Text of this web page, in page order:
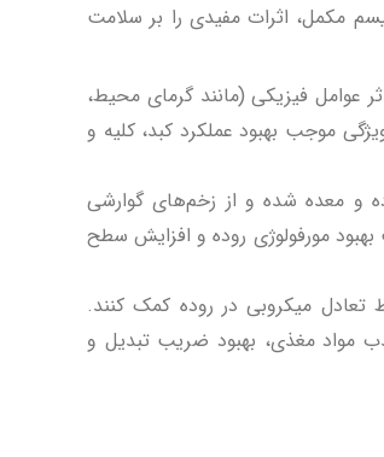
مکمل، اثرات مفیدی را بر سلامت
عوامل فیزیکی (مانند گرمای محیط،
موجب بهبود عملکرد کبد، کلیه و
و معده شده و از زخم‌های گوارشی
مورفولوژی روده و افزایش سطح
تعادل میکروبی در روده کمک کنند.
مواد مغذی، بهبود ضریب تبدیل و